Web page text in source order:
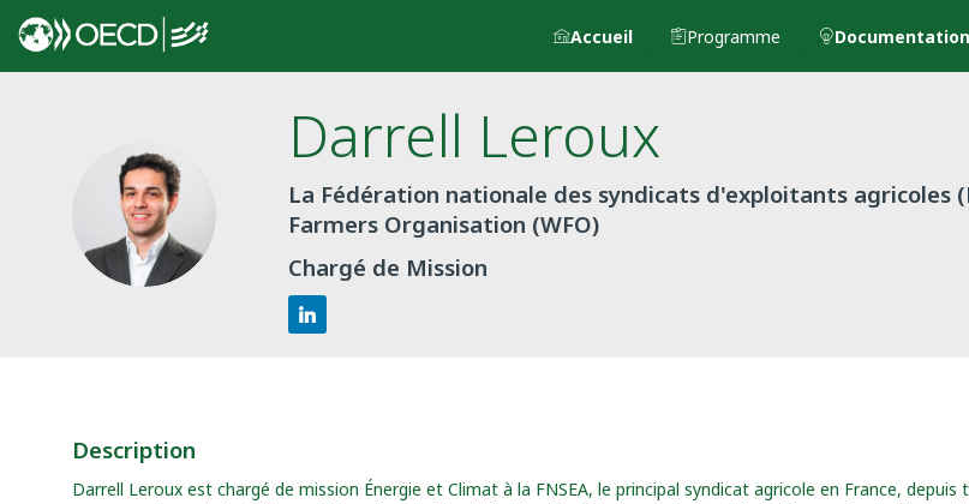
Accueil Programme Documentation
DL
Darrell Leroux
La Fédération nationale des syndicats d'exploitants agricoles
Farmers Organisation (WFO)
Chargé de Mission
Description
Darrell Leroux est chargé de mission Énergie et Climat à la FNSEA, le principal syndicat agricole en France,